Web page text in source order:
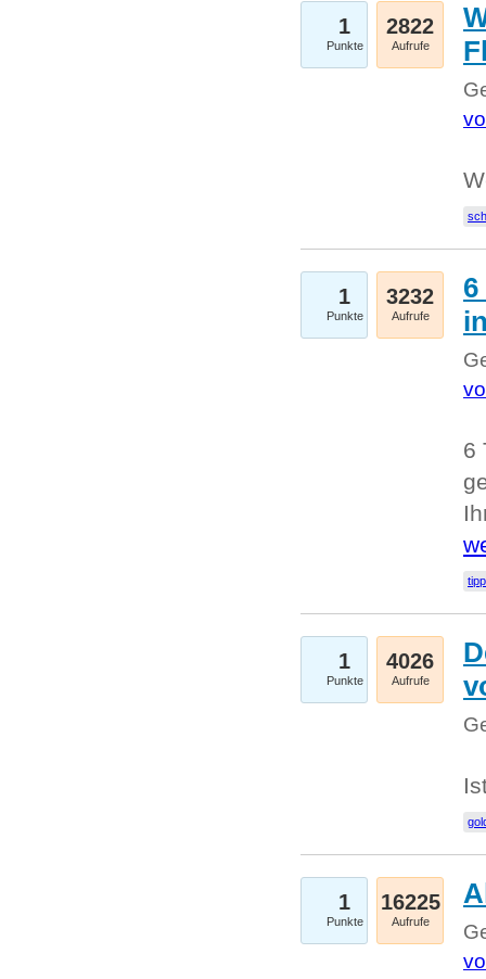
1
Punkte
2822
Aufrufe
1
Punkte
3232
Aufrufe
6
1
Punkte
4026
Aufrufe
1
Punkte
16225
Aufrufe